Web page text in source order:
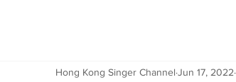
Hong Kong Singer Channel Jun 17, 2022